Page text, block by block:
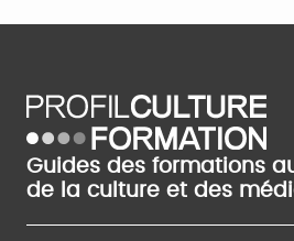
Guides des formations
de la culture et des